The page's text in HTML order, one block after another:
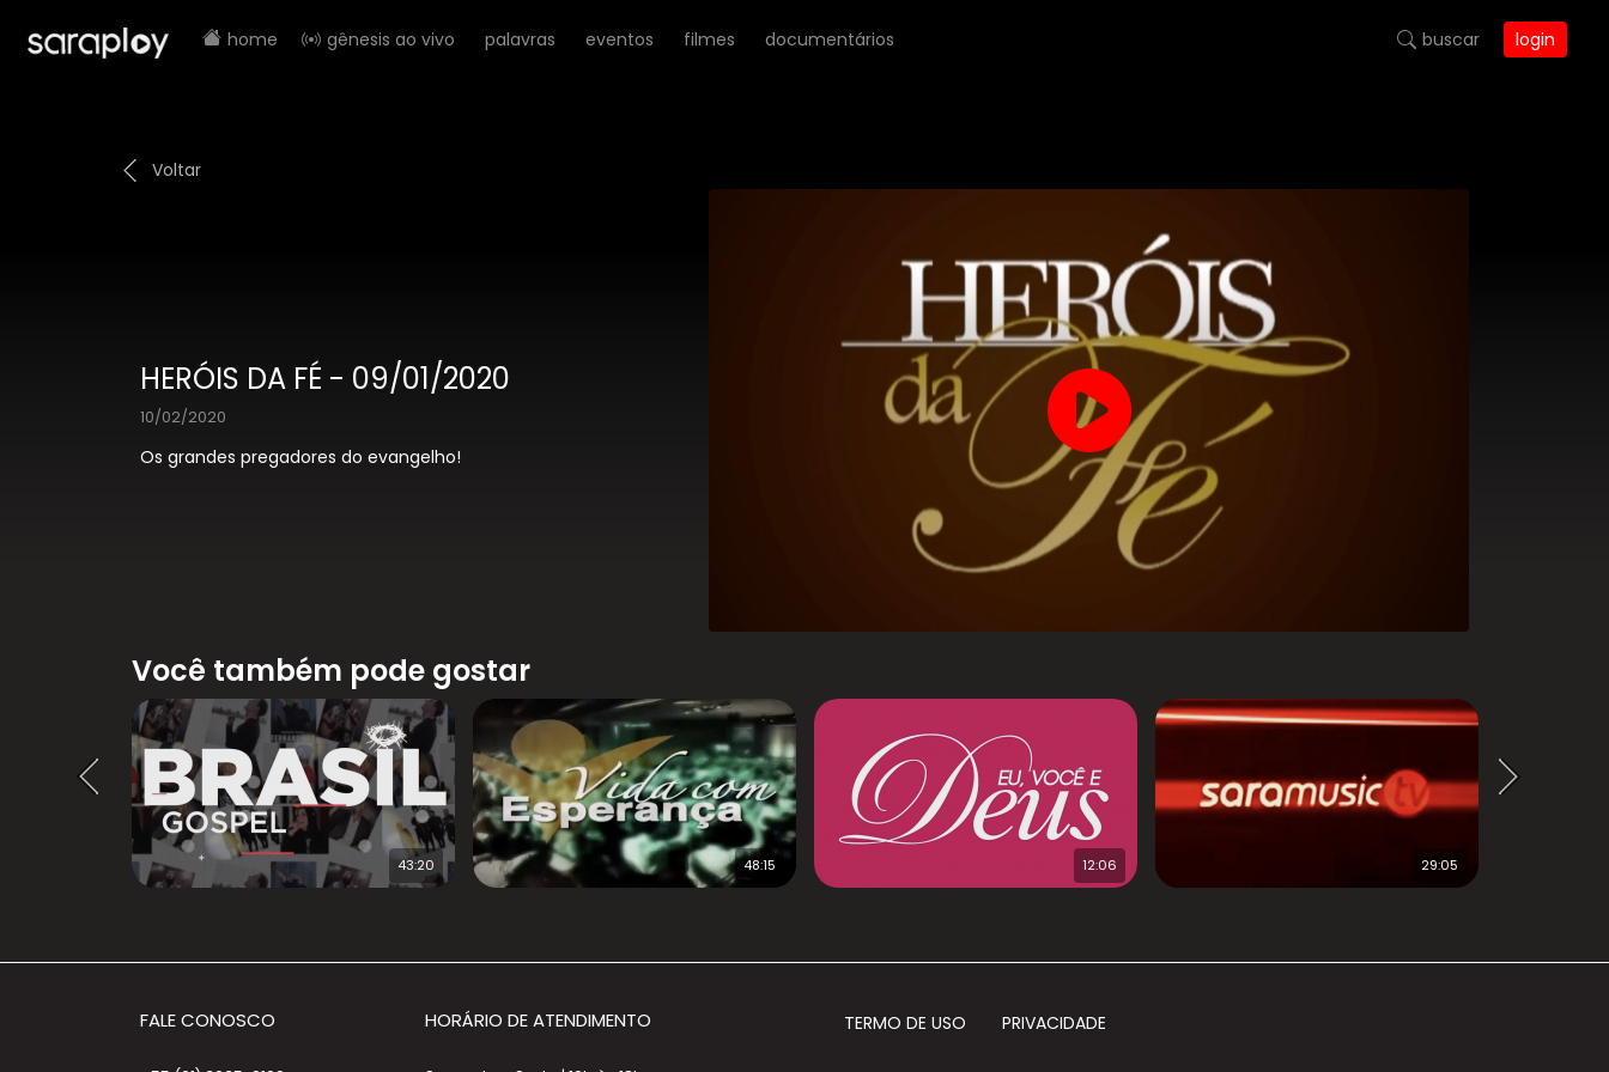
home gênesis ao vivo palavras eventos filmes documentários buscar login
Voltar
HERÓIS DA FÉ - 09/01/2020
10/02/2020
Os grandes pregadores do evangelho!
Você também pode gostar
43:20 48:15 12:06 29:05
FALE CONOSCO HORÁRIO DE ATENDIMENTO TERMO DE USO PRIVACIDADE